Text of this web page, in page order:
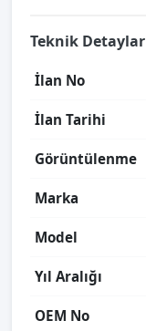
Teknik Detaylar
İlan No
İlan Tarihi
Görüntülenme
Marka
Model
Yıl Aralığı
OEM No